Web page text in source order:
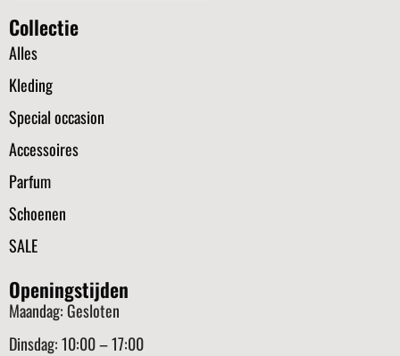
Collectie
Alles
Kleding
Special occasion
Accessoires
Parfum
Schoenen
SALE
Openingstijden
Maandag: Gesloten
Dinsdag: 10:00 – 17:00